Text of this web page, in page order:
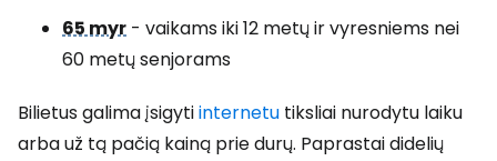
65 myr - vaikams iki 12 metų ir vyresniems nei
60 metų senjorams
Bilietus galima įsigytiinternetu tiksliai nurodytu laiku
arba už tą pačią kainą prie durų. Paprastai didelių